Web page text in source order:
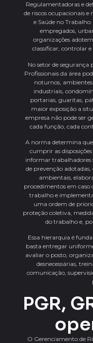
Regulamentadoras e
de riscos ocupacionais e
e Saúde no
empregados,
organizações
classificar, controlar
No setor de segurança
Profissionais da área
noturnos, ambientes
industriais,
portarias, guaritas,
maior exposição a
empresa não pode ser
cada função, cada
A norma determina
cumprir as
informar trabalhadores
de prevenção adotadas,
ambientais,
procedimentos em caso
trabalho e
uma ordem de
proteção coletiva,
do trabalho e,
Essa hierarquia é
basta entregar
avaliar o posto,
desnecessárias,
comunicação,
PGR,
O Gerenciamento de